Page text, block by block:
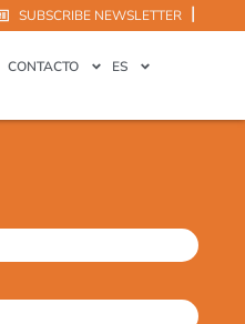
SUBSCRIBE NEWSLETTER |
CONTACTO ES